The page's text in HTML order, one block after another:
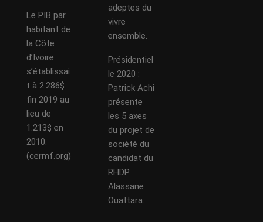
Le PIB par
habitant de
la Côte
d’Ivoire
s’établissai
t à 2.286$
fin 2019 au
lieu de
1.213$ en
2010.
(cermf.org)
adeptes du
vivre
ensemble.
Présidentiel
le 2020 :
Patrick Achi
présente
les 5 axes
du projet de
société du
candidat du
RHDP
Alassane
Ouattara.